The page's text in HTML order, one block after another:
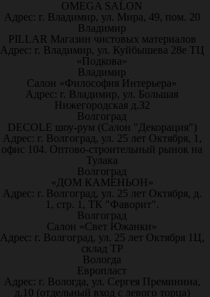
OMEGA SALON
Адрес: г. Владимир, ул. Мира, 49, пом. 20
Владимир
PILLAR Магазин чистовых материалов
Адрес: г. Владимир, ул. Куйбышева 28е ТЦ
«Подкова»
Владимир
Салон «Философия Интерьера»
Адрес: г. Владимир, ул. Большая
Нижегородская д.32
Волгоград
DECOLE шоу-рум (Салон "Декорация")
Адрес: г. Волгоград, ул. 25 лет Октября, 1,
офис 104. Оптово-строительный рынок на
Тулака
Волгоград
«ДОМ КАМЕНЬОН»
Адрес: г. Волгоград, ул. 25 лет Октября, д.
1, стр. 1, ТК "Фаворит".
Волгоград
Салон «Свет Южанки»
Адрес: г. Волгоград, ул. 25 лет Октября 1Ц,
склад ТР
Вологда
Европласт
Адрес: г. Вологда, ул. Сергея Преминина,
д.10 (отдельный вход с левого торца)